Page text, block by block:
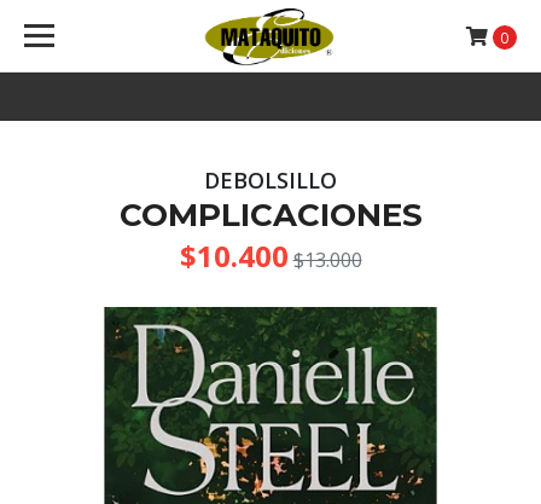
0
DEBOLSILLO
COMPLICACIONES
$10.400 $13.000